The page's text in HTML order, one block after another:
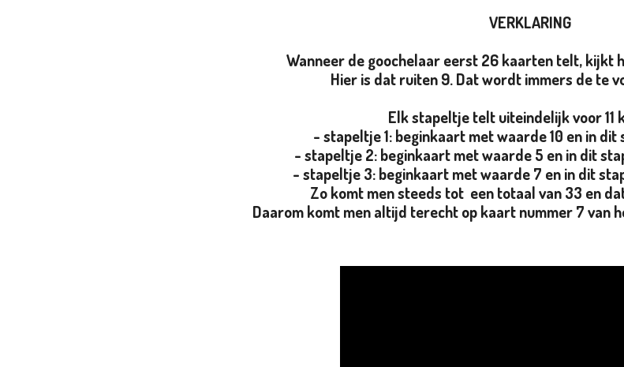
VERKLARING
Wanneer de goochelaar eerst 26 kaarten telt, kijkt
Hier is dat ruiten 9. Dat wordt immers de te
Elk stapeltje telt uiteindelijk voor 11
- stapeltje 1: beginkaart met waarde 10 en in
- stapeltje 2: beginkaart met waarde 5 en in dit
- stapeltje 3: beginkaart met waarde 7 en in dit
Zo komt men steeds tot een totaal van 33 en
Daarom komt men altijd terecht op kaart nummer 7 van